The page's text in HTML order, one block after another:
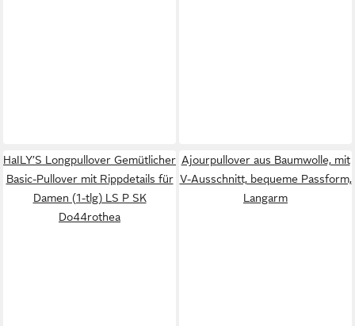
HaILY’S Longpullover Gemütlicher
Basic-Pullover mit Rippdetails für
Damen (1-tlg) LS P SK
Do44rothea
Ajourpullover aus Baumwolle, mit
V-Ausschnitt, bequeme Passform,
Langarm